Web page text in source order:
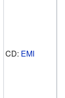
CD: EMI